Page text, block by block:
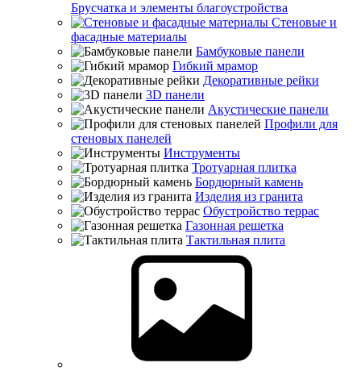
Брусчатка и элементы благоустройства
Стеновые и
фасадные материалы
Бамбуковые панели
Гибкий мрамор
Декоративные рейки
3D панели
Акустические панели
Профили для
стеновых панелей
Инструменты
Тротуарная плитка
Бордюрный камень
Изделия из гранита
Обустройство террас
Газонная решетка
Тактильная плита